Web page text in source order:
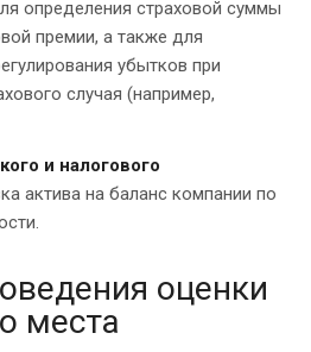
определения страховой суммы
премии, а также для
убытков при
случая (например,
и налогового
актива на баланс компании по
оценки
места